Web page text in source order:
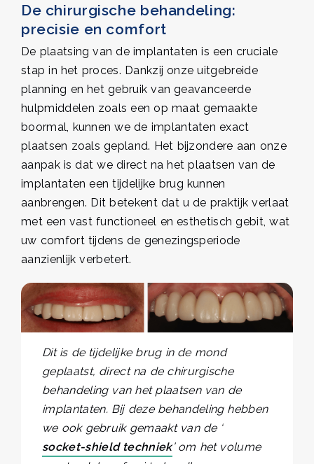
De chirurgische behandeling:
precisie en comfort
De plaatsing van de implantaten is een cruciale
stap in het proces. Dankzij onze uitgebreide
planning en het gebruik van geavanceerde
hulpmiddelen zoals een op maat gemaakte
boormal, kunnen we de implantaten exact
plaatsen zoals gepland. Het bijzondere aan onze
aanpak is dat we direct na het plaatsen van de
implantaten een tijdelijke brug kunnen
aanbrengen. Dit betekent dat u de praktijk verlaat
met een vast functioneel en esthetisch gebit, wat
uw comfort tijdens de genezingsperiode
aanzienlijk verbetert.
Dit is de tijdelijke brug in de mond
geplaatst, direct na de chirurgische
behandeling van het plaatsen van de
implantaten. Bij deze behandeling hebben
we ook gebruik gemaakt van de ‘
socket-shield techniek’ om het volume